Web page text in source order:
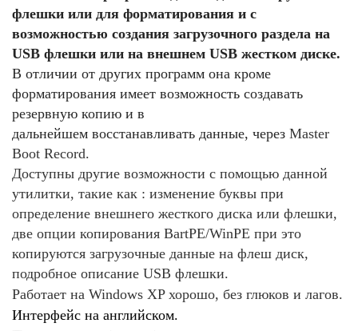
флешки или для форматирования и с
возможностью создания загрузочного раздела на
USB флешки или на внешнем USB жестком диске.
В отличии от других программ она кроме
форматирования имеет возможность создавать
резервную копию и в
дальнейшем восстанавливать данные, через Master
Boot Record.
Доступны другие возможности с помощью данной
утилитки, такие как : изменение буквы при
определение внешнего жесткого диска или флешки,
две опции копирования BartPE/WinPE при это
копируются загрузочные данные на флеш диск,
подробное описание USB флешки.
Работает на Windows XP хорошо, без глюков и лагов.
Интерфейс на английском.